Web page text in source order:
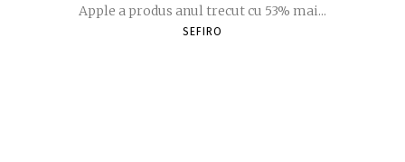
Apple a produs anul trecut cu 53% mai...
SEFIRO